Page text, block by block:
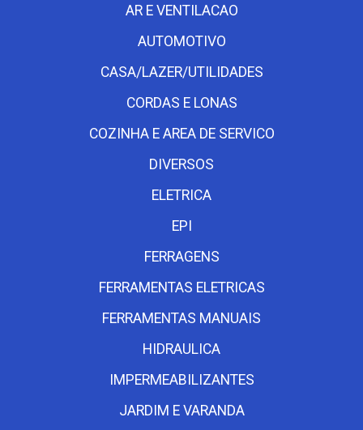
AR E VENTILACAO
AUTOMOTIVO
CASA/LAZER/UTILIDADES
CORDAS E LONAS
COZINHA E AREA DE SERVICO
DIVERSOS
ELETRICA
EPI
FERRAGENS
FERRAMENTAS ELETRICAS
FERRAMENTAS MANUAIS
HIDRAULICA
IMPERMEABILIZANTES
JARDIM E VARANDA